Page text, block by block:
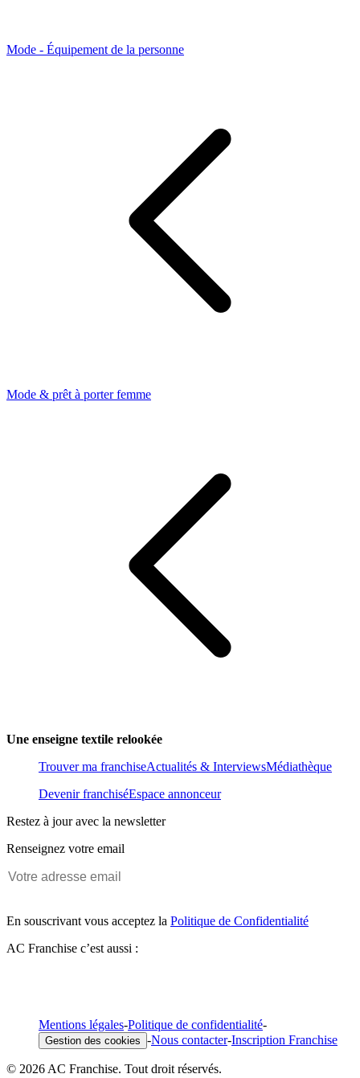
Mode - Équipement de la personne
Mode & prêt à porter femme
Une enseigne textile relookée
Trouver ma franchiseActualités & InterviewsMédiathèque
Devenir franchiséEspace annonceur
Restez à jour avec la newsletter
Renseignez votre email
En souscrivant vous acceptez la Politique de Confidentialité
AC Franchise c’est aussi :
Mentions légales-Politique de confidentialité-
Gestion des cookies -Nous contacter-Inscription Franchise
© 2026 AC Franchise. Tout droit réservés.